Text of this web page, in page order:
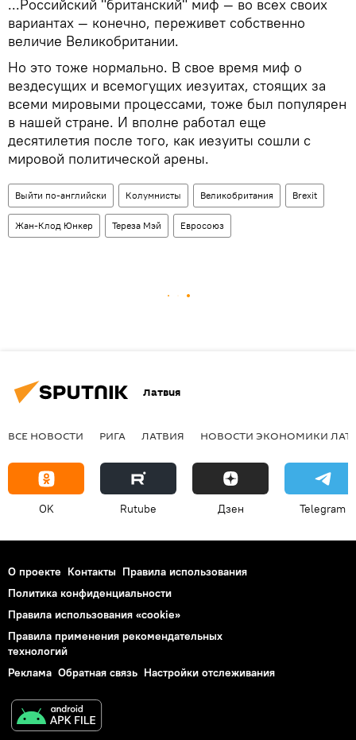
...Российский "британский" миф — во всех своих
вариантах — конечно, переживет собственно
величие Великобритании.
Но это тоже нормально. В свое время миф о
вездесущих и всемогущих иезуитах, стоящих за
всеми мировыми процессами, тоже был популярен
в нашей стране. И вполне работал еще
десятилетия после того, как иезуиты сошли с
мировой политической арены.
Выйти по-английски Колумнисты Великобритания Brexit
Жан-Клод Юнкер Тереза Мэй Евросоюз
Латвия
ВСЕ НОВОСТИ РИГА ЛАТВИЯ НОВОСТИ ЭКОНОМИКИ
OK Rutube Дзен Telegram
О проекте Контакты Правила использования
Политика конфиденциальности
Правила использования «cookie»
Правила применения рекомендательных
технологий
Реклама Обратная связь Настройки отслеживания